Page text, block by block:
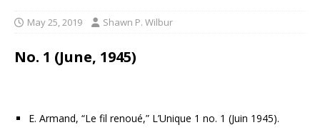
May 25, 2019 Shawn P. Wilbur
No. 1 (June, 1945)
E. Armand, “Le fil renoué,” L’Unique 1 no. 1 (Juin 1945).